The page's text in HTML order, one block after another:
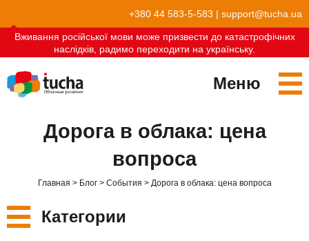
+380 44 583-5-583 | support@tucha.ua
Вживання російської мови може призвести до катастрофічних
наслідків, радимо переходити на українську.
Меню
Дорога в облака: цена
вопроса
Главная Блог События Дорога в облака: цена вопроса
Категории